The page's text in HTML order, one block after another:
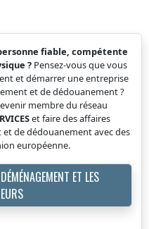
fiable, compétente
? Pensez-vous que vous
et démarrer une entreprise
et de dédouanement ?
membre du réseau
et faire des affaires
de dédouanement avec des
européenne.
ET LES